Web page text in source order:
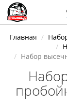
Главная
Набор